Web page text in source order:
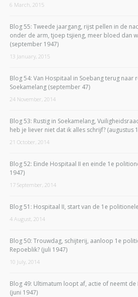
6 March, 2015
Blog 55: Tweede jaargang, rijst pellen in de
onder de arm, tjoep tsjieng, meer bloed dan
(september 1947)
13 January, 2015
Blog 54: Van Hospitaal in Soebang terug naar
Soekamelang (september 47)
24 November, 2014
Blog 53: Rustig in Soekamelang,
heb je liever niet dat ik alles schrijf? (augustus
21 October, 2014
Blog 52: Einde Hospitaal II en einde 1e
1947)
17 September, 2014
Blog 51: Hospitaal II, start van de 1e
4 August, 2014
Blog 50: Trouwdag, schijterij, aanloop 1e
Repoeblik? (juli 1947)
10 July, 2014
Blog 49: Ultimatum loopt af, actie of neemt de
(juni 1947)